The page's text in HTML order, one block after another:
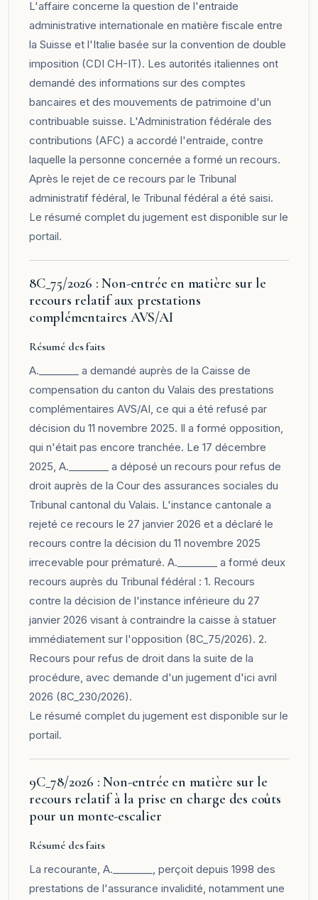
L'affaire concerne la question de l'entraide
administrative internationale en matière fiscale entre
la Suisse et l'Italie basée sur la convention de double
imposition (CDI CH-IT). Les autorités italiennes ont
demandé des informations sur des comptes
bancaires et des mouvements de patrimoine d'un
contribuable suisse. L'Administration fédérale des
contributions (AFC) a accordé l'entraide, contre
laquelle la personne concernée a formé un recours.
Après le rejet de ce recours par le Tribunal
administratif fédéral, le Tribunal fédéral a été saisi.
Le résumé complet du jugement est disponible sur le
portail.
8C_75/2026 : Non-entrée en matière sur le
recours relatif aux prestations
complémentaires AVS/AI
Résumé des faits
A.________ a demandé auprès de la Caisse de
compensation du canton du Valais des prestations
complémentaires AVS/AI, ce qui a été refusé par
décision du 11 novembre 2025. Il a formé opposition,
qui n'était pas encore tranchée. Le 17 décembre
2025, A.________ a déposé un recours pour refus de
droit auprès de la Cour des assurances sociales du
Tribunal cantonal du Valais. L'instance cantonale a
rejeté ce recours le 27 janvier 2026 et a déclaré le
recours contre la décision du 11 novembre 2025
irrecevable pour prématuré. A.________ a formé deux
recours auprès du Tribunal fédéral : 1. Recours
contre la décision de l'instance inférieure du 27
janvier 2026 visant à contraindre la caisse à statuer
immédiatement sur l'opposition (8C_75/2026). 2.
Recours pour refus de droit dans la suite de la
procédure, avec demande d'un jugement d'ici avril
2026 (8C_230/2026).
Le résumé complet du jugement est disponible sur le
portail.
9C_78/2026 : Non-entrée en matière sur le
recours relatif à la prise en charge des coûts
pour un monte-escalier
Résumé des faits
La recourante, A.________, perçoit depuis 1998 des
prestations de l'assurance invalidité, notamment une